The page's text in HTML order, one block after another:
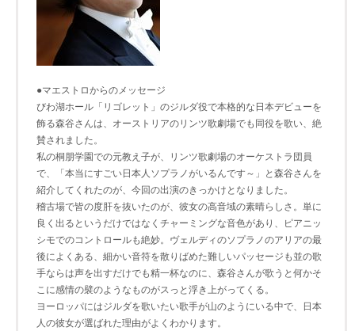
●マエストロからのメッセージ
びわ湖ホール「リゴレット」のジルダ役で本格的な日本デビューを
飾る森谷さんは、オーストリアのリンツ歌劇場でも同役を歌い、絶
賛されました。
私の桐朋学園での元教え子が、リンツ歌劇場のオーケストラ団員
で、「本当にすごい日本人ソプラノがいるんです～」と森谷さんを
紹介してくれたのが、今回の出演のきっかけとなりました。
稽古場で皆の度肝を抜いたのが、彼女の高音域の素晴らしさ。単に
良く出るというだけではなくチャーミングな音色があり、ピアニッ
シモでのコントロールも絶妙。ヴェルディのソプラノのアリアの最
後によくある、細かい音符を散りばめた難しいパッセージも並の歌
手ならは声を出すだけでも精一杯なのに、森谷さんが歌うと何かそ
こに感情の襞のようなものがスっと浮き上がってくる。
ヨーロッパにはジルダを歌いたい歌手が山のようにいる中で、日本
人の彼女が選ばれた理由がよくわかります。